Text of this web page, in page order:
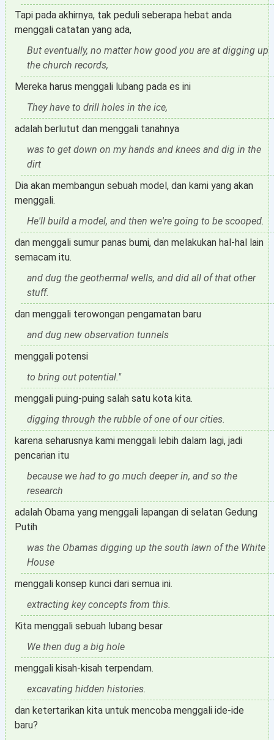
Tapi pada akhirnya, tak peduli seberapa hebat anda
menggali catatan yang ada,
But eventually, no matter how good you are at digging up
the church records,
Mereka harus menggali lubang pada es ini
They have to drill holes in the ice,
adalah berlutut dan menggali tanahnya
was to get down on my hands and knees and dig in the
dirt
Dia akan membangun sebuah model, dan kami yang akan
menggali.
He'll build a model, and then we're going to be scooped.
dan menggali sumur panas bumi, dan melakukan hal-hal lain
semacam itu.
and dug the geothermal wells, and did all of that other
stuff.
dan menggali terowongan pengamatan baru
and dug new observation tunnels
menggali potensi
to bring out potential."
menggali puing-puing salah satu kota kita.
digging through the rubble of one of our cities.
karena seharusnya kami menggali lebih dalam lagi, jadi
pencarian itu
because we had to go much deeper in, and so the
research
adalah Obama yang menggali lapangan di selatan Gedung
Putih
was the Obamas digging up the south lawn of the White
House
menggali konsep kunci dari semua ini.
extracting key concepts from this.
Kita menggali sebuah lubang besar
We then dug a big hole
menggali kisah-kisah terpendam.
excavating hidden histories.
dan ketertarikan kita untuk mencoba menggali ide-ide
baru?